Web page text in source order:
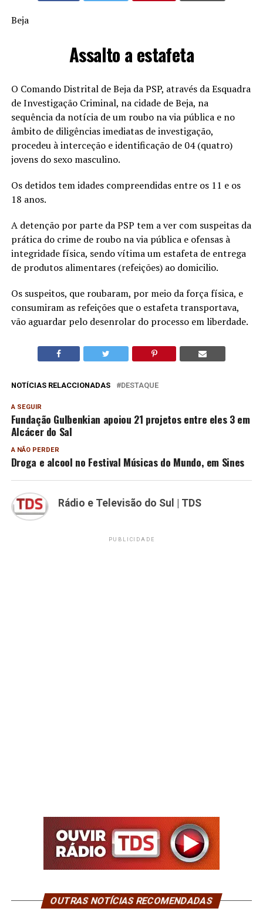
Beja
Assalto a estafeta
O Comando Distrital de Beja da PSP, através da Esquadra
de Investigação Criminal, na cidade de Beja, na
sequência da notícia de um roubo na via pública e no
âmbito de diligências imediatas de investigação,
procedeu à interceção e identificação de 04 (quatro)
jovens do sexo masculino.
Os detidos tem idades compreendidas entre os 11 e os
18 anos.
A detenção por parte da PSP tem a ver com suspeitas da
prática do crime de roubo na via pública e ofensas à
integridade física, sendo vítima um estafeta de entrega
de produtos alimentares (refeições) ao domicilio.
Os suspeitos, que roubaram, por meio da força física, e
consumiram as refeições que o estafeta transportava,
vão aguardar pelo desenrolar do processo em liberdade.
NOTÍCIAS RELACCIONADAS DESTAQUE
A SEGUIR
Fundação Gulbenkian apoiou 21 projetos entre eles 3 em
Alcácer do Sal
A NÃO PERDER
Droga e alcool no Festival Músicas do Mundo, em Sines
Rádio e Televisão do Sul | TDS
PUBLICIDADE
OUTRAS NOTÍCIAS RECOMENDADAS